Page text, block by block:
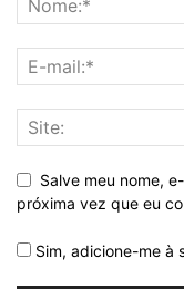
Salve meu nome,
próxima vez que eu
Sim, adicione-me à